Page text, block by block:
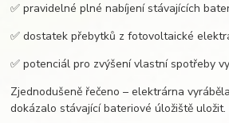
✅ pravidelné plné nabíjení stávajících
✅ dostatek přebytků z fotovoltaické
✅ potenciál pro zvýšení vlastní spotřeby
Zjednodušeně řečeno – elektrárna
dokázalo stávající bateriové úložiště uložit.